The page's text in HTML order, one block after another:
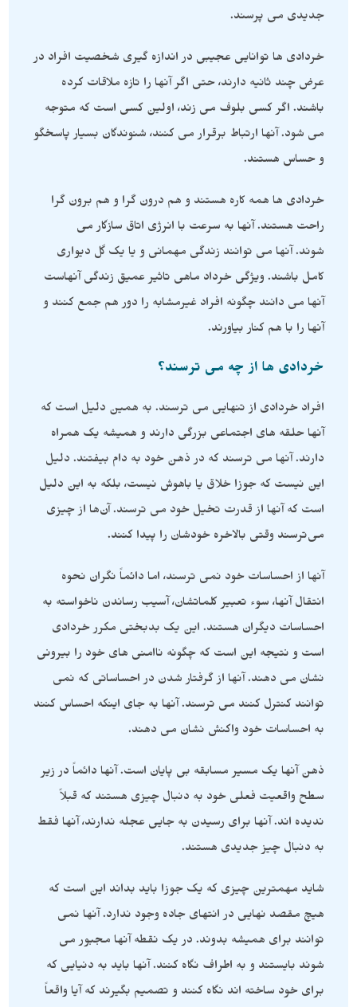
جدیدی می پرسند.
خردادی ها توانایی عجیبی در اندازه گیری شخصیت افراد در
عرض چند ثانیه دارند، حتی اگر آنها را تازه ملاقات کرده
باشند. اگر کسی بلوف می زند، اولین کسی است که متوجه
می شود. آنها ارتباط برقرار می کنند، شنوندگان بسیار پاسخگو
و حساس هستند.
خردادی ها همه کاره هستند و هم درون گرا و هم برون گرا
راحت هستند. آنها به سرعت با انرژی اتاق سازگار می
شوند. آنها می توانند زندگی مهمانی و یا یک گل دیواری
کامل باشند. ویژگی خرداد ماهی تاثیر عمیق زندگی آنهاست
آنها می دانند چگونه افراد غیرمشابه را دور هم جمع کنند و
آنها را با هم کنار بیاورند.
خردادی ها از چه می ترسند؟
افراد خردادی از تنهایی می ترسند. به همین دلیل است که
آنها حلقه های اجتماعی بزرگی دارند و همیشه یک همراه
دارند. آنها می ترسند که در ذهن خود به دام بیفتند. دلیل
این نیست که جوزا خلاق یا باهوش نیست، بلکه به این دلیل
است که آنها از قدرت تخیل خود می ترسند. آن‌ها از چیزی
می‌ترسند وقتی بالاخره خودشان را پیدا کنند.
آنها از احساسات خود نمی ترسند، اما دائماً نگران نحوه
انتقال آنها، سوء تعبیر کلماتشان، آسیب رساندن ناخواسته به
احساسات دیگران هستند. این یک بدبختی مکرر خردادی
است و نتیجه این است که چگونه ناامنی های خود را بیرونی
نشان می دهند. آنها از گرفتار شدن در احساساتی که نمی
توانند کنترل کنند می ترسند. آنها به جای اینکه احساس کنند
به احساسات خود واکنش نشان می دهند.
ذهن آنها یک مسیر مسابقه بی پایان است. آنها دائماً در زیر
سطح واقعیت فعلی خود به دنبال چیزی هستند که قبلاً
ندیده اند. آنها برای رسیدن به جایی عجله ندارند، آنها فقط
به دنبال چیز جدیدی هستند.
شاید مهمترین چیزی که یک جوزا باید بداند این است که
هیچ مقصد نهایی در انتهای جاده وجود ندارد. آنها نمی
توانند برای همیشه بدوند. در یک نقطه آنها مجبور می
شوند بایستند و به اطراف نگاه کنند. آنها باید به دنیایی که
برای خود ساخته اند نگاه کنند و تصمیم بگیرند که آیا واقعاً